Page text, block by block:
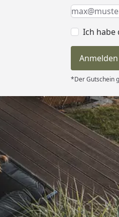
Keine
Eingabe
E-Mail *
Ich habe
Anmelden
*Der Gutschein
Versand